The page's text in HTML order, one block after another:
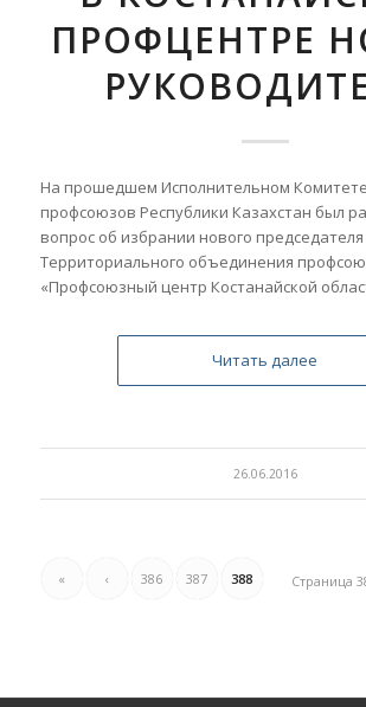
ПРОФЦЕНТРЕ
На прошедшем Исполнительном
профсоюзов Республики Казахстан был
вопрос об избрании нового председателя
Территориального объединения
«Профсоюзный центр Костанайской
Читать далее
26.06.2016
Страница
« ‹ 386 387 388